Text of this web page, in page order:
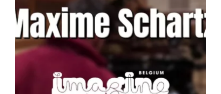
Il ne reste que 10 jours pour sauter le pas :
5